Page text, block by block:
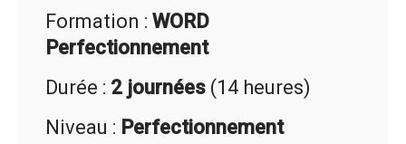
Formation : WORD
Perfectionnement
Durée : 2 journées (14 heures)
Niveau : Perfectionnement